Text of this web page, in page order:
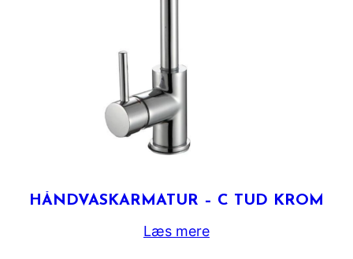
HÅNDVASKARMATUR – C TUD KROM
Læs mere